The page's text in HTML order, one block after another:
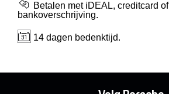
Betalen met iDEAL, creditcard of
bankoverschrijving.
14 dagen bedenktijd.